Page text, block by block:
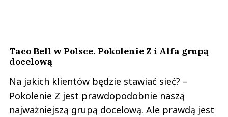
Taco Bell w Polsce. Pokolenie Z i Alfa grupą
docelową
Na jakich klientów będzie stawiać sieć? –
Pokolenie Z jest prawdopodobnie naszą
najważniejszą grupą docelową. Ale prawdą jest